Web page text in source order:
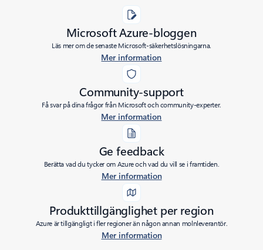
Microsoft Azure-bloggen
Läs mer om de senaste Microsoft-säkerhetslösningarna.
Mer information
Community-support
Få svar på dina frågor från Microsoft och community-experter.
Mer information
Ge feedback
Berätta vad du tycker om Azure och vad du vill se i framtiden.
Mer information
Produkttillgänglighet per region
Azure är tillgängligt i fler regioner än någon annan molnleverantör.
Mer information